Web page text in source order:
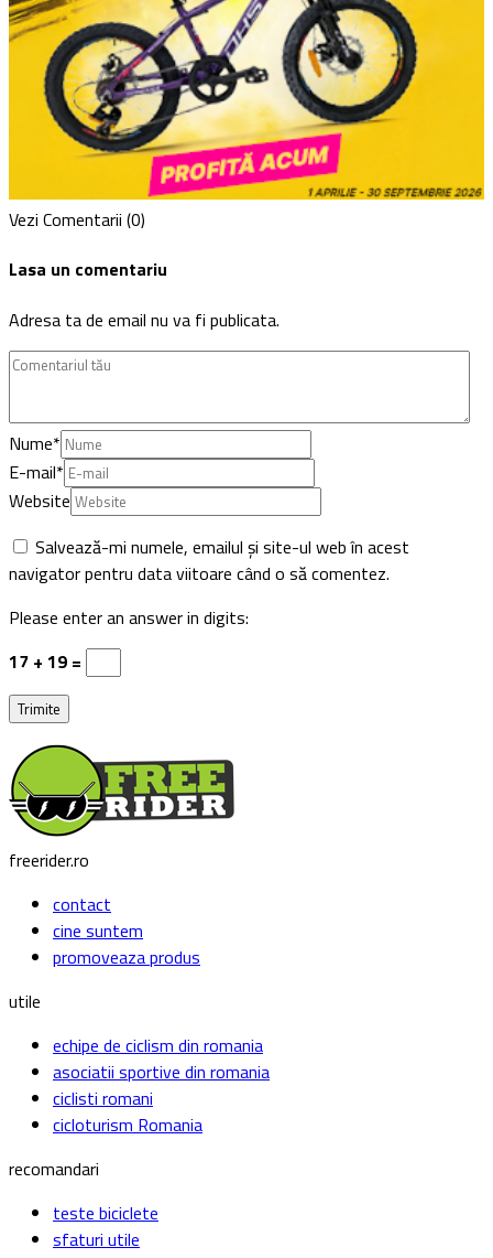
Vezi Comentarii (0)
Lasa un comentariu
Adresa ta de email nu va fi publicata.
Nume*
E-mail*
Website
Salvează-mi numele, emailul și site-ul web în acest
navigator pentru data viitoare când o să comentez.
Please enter an answer in digits:
17 + 19 =
freerider.ro
contact
cine suntem
promoveaza produs
utile
echipe de ciclism din romania
asociatii sportive din romania
ciclisti romani
cicloturism Romania
recomandari
teste biciclete
sfaturi utile